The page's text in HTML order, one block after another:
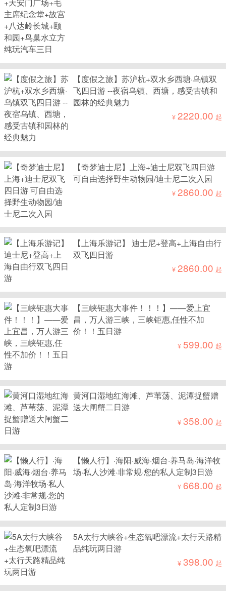
【度假之旅】苏沪杭+双水乡西塘·乌镇双
飞四日游 --夜宿乌镇、西塘，感受古镇和
园林的经典魅力
¥2220.00 起
【奇梦迪士尼】上海+迪士尼双飞四日游
可自由选择野生动物园/迪士尼二次入园
¥2860.00 起
【上海乐游记】 迪士尼+登高+上海自由行
双飞四日游
¥2860.00 起
【三峡钜惠大事件！！！】——爱上宜
昌，万人游三峡，三峡钜惠,任性不加
价！！五日游
¥599.00 起
黄河口湿地红海滩、芦苇荡、泥潭捉蟹赠
送大闸蟹二日游
¥358.00 起
【懒人行】·海阳·威海·烟台·养马岛·海洋牧
场·私人沙滩·非常规·您的私人定制3日游
¥668.00 起
5A太行大峡谷+生态氧吧漂流+太行天路精
品纯玩两日游
¥398.00 起